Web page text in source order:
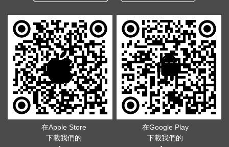
在Apple Store
下載我們的
在Google Play
下載我們的